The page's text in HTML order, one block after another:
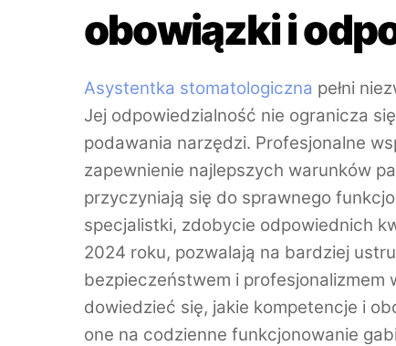
obowiązki i
Asystentka stomatologiczna pełni
Jej odpowiedzialność nie ogranicza
podawania narzędzi. Profesjonalne
zapewnienie najlepszych warunków
przyczyniają się do sprawnego
specjalistki, zdobycie odpowiednich
2024 roku, pozwalają na bardziej
bezpieczeństwem i profesjonalizmem
dowiedzieć się, jakie kompetencje i
one na codzienne funkcjonowanie